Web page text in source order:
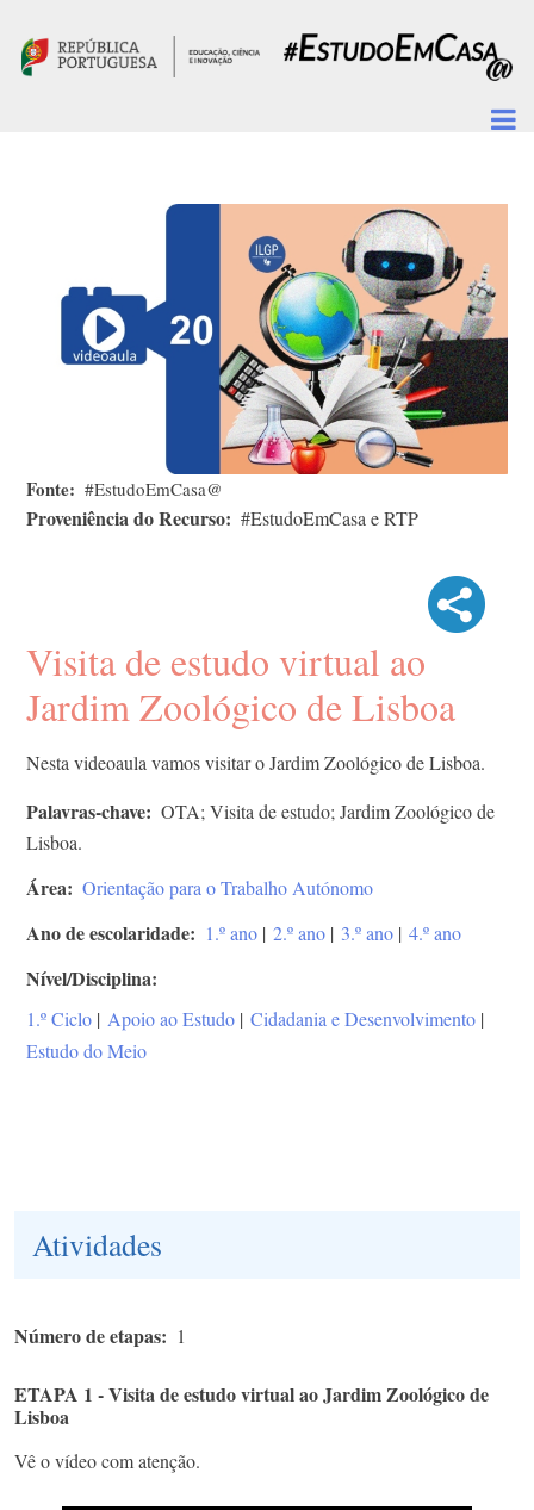
Fonte #EstudoEmCasa@
Proveniência do Recurso #EstudoEmCasa e RTP
Visita de estudo virtual ao
Jardim Zoológico de Lisboa
Nesta videoaula vamos visitar o Jardim Zoológico de Lisboa.
Palavras-chave
OTA; Visita de estudo; Jardim Zoológico de
Lisboa.
Área Orientação para o Trabalho Autónomo
Ano de escolaridade 1.º ano | 2.º ano | 3.º ano | 4.º ano
Nível/Disciplina
1.º Ciclo | Apoio ao Estudo | Cidadania e Desenvolvimento |
Estudo do Meio
Atividades
Número de etapas 1
ETAPA 1 - Visita de estudo virtual ao Jardim Zoológico de
Lisboa
Vê o vídeo com atenção.